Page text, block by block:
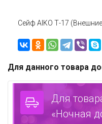
Сейф AIKO Т-17
Для данного товара
Для
«Ночная